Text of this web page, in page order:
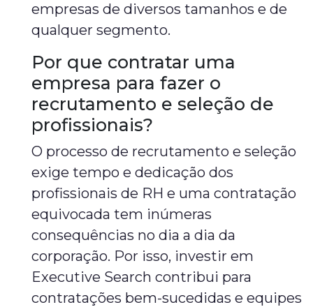
empresas de diversos tamanhos e de
qualquer segmento.
Por que contratar uma
empresa para fazer o
recrutamento e seleção de
profissionais?
O processo de recrutamento e seleção
exige tempo e dedicação dos
profissionais de RH e uma contratação
equivocada tem inúmeras
consequências no dia a dia da
corporação. Por isso, investir em
Executive Search contribui para
contratações bem-sucedidas e equipes